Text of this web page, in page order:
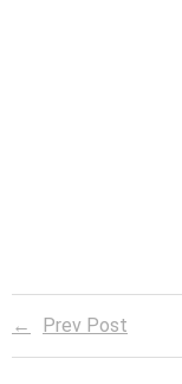
Prev Post